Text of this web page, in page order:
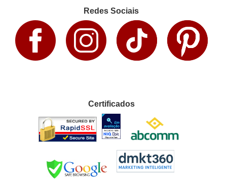
Redes Sociais
Certificados